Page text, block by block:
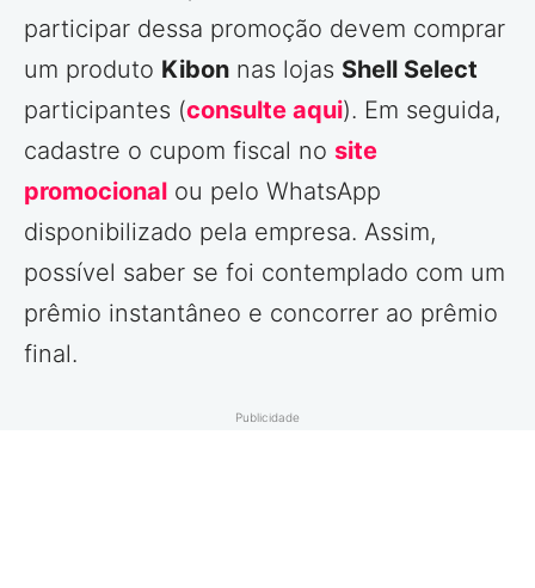
participar dessa promoção devem comprar
um produto Kibon nas lojas Shell Select
participantes (consulte aqui). Em seguida,
cadastre o cupom fiscal no site
promocional ou pelo WhatsApp
disponibilizado pela empresa. Assim,
possível saber se foi contemplado com um
prêmio instantâneo e concorrer ao prêmio
final.
Publicidade